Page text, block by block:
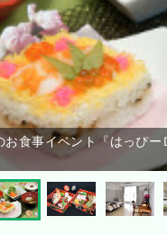
お食事イベント『はっぴ